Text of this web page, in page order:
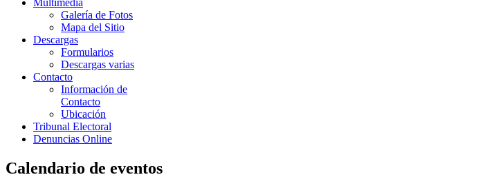
Multimedia
Galería de Fotos
Mapa del Sitio
Descargas
Formularios
Descargas varias
Contacto
Información de
Contacto
Ubicación
Tribunal Electoral
Denuncias Online
Calendario de eventos